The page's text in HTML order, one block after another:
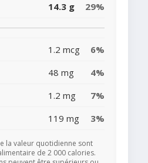
14.3 g 29%
1.2 mcg
6%
48 mg
4%
1.2 mg
7%
119 mg 3%
la valeur quotidienne sont
de 2 000 calories.